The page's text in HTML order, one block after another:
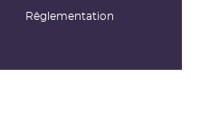
Rêglementation